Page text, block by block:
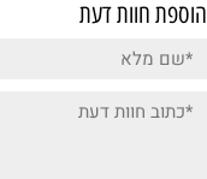
הוספת חוות דעת